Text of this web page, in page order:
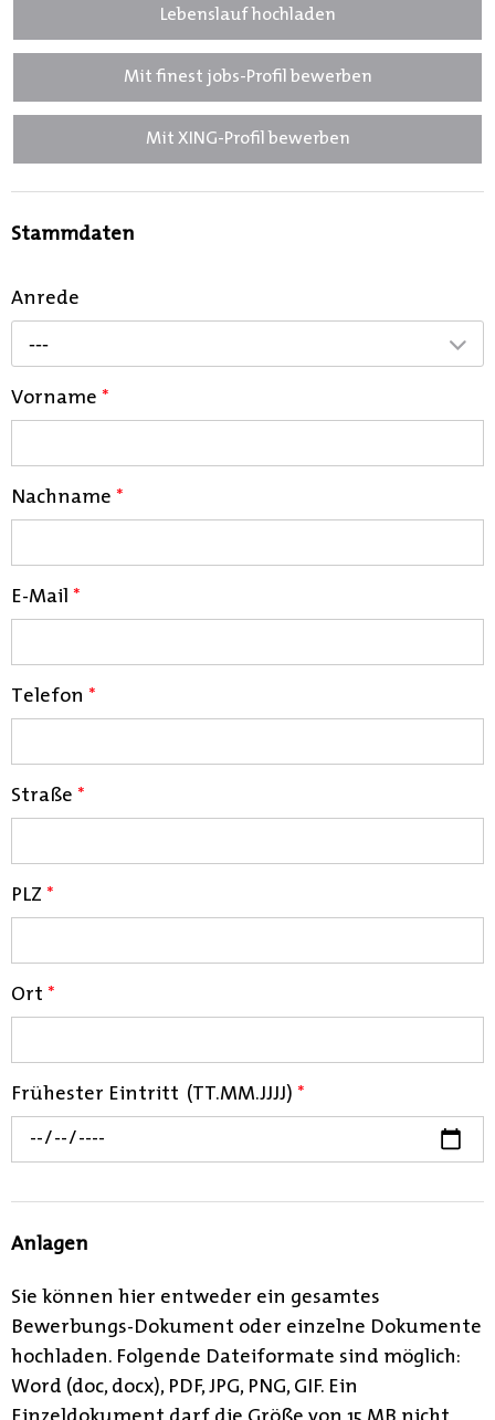
Lebenslauf hochladen
Mit finest jobs-Profil bewerben
Mit XING-Profil bewerben
Stammdaten
Anrede
---
Vorname *
Nachname *
E-Mail *
Telefon *
Straße *
PLZ *
Ort *
Frühester Eintritt (TT.MM.JJJJ) *
Anlagen
Sie können hier entweder ein gesamtes
Bewerbungs-Dokument oder einzelne Dokumente
hochladen. Folgende Dateiformate sind möglich:
Word (doc, docx), PDF, JPG, PNG, GIF. Ein